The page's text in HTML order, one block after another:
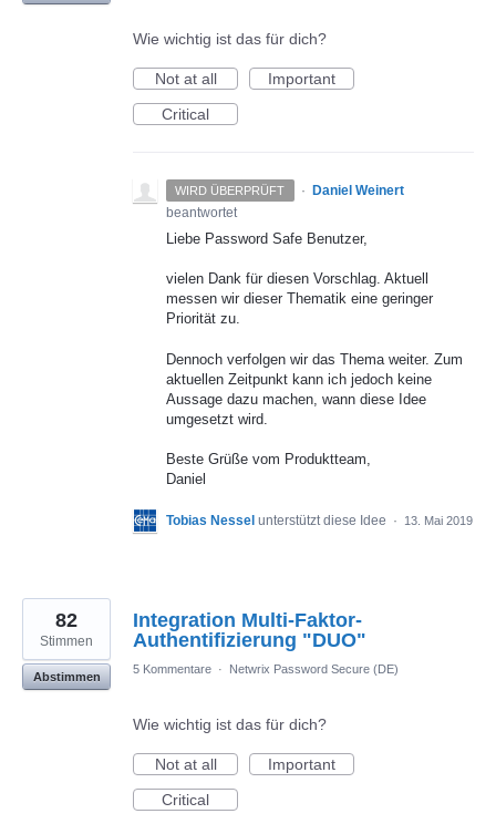
Wie wichtig ist das für dich?
Not at all
Important
Critical
WIRD ÜBERPRÜFT ·
Daniel Weinert
beantwortet
Liebe Password Safe Benutzer,
vielen Dank für diesen Vorschlag. Aktuell
messen wir dieser Thematik eine geringer
Priorität zu.
Dennoch verfolgen wir das Thema weiter. Zum
aktuellen Zeitpunkt kann ich jedoch keine
Aussage dazu machen, wann diese Idee
umgesetzt wird.
Beste Grüße vom Produktteam,
Daniel
Tobias Nessel unterstützt diese Idee · 13. Mai 2019
Integration Multi-Faktor-
Authentifizierung "DUO"
82
Stimmen
Abstimmen
5 Kommentare · Netwrix Password Secure (DE)
Wie wichtig ist das für dich?
Not at all
Important
Critical